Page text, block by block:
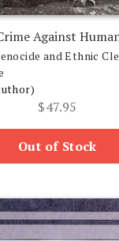
Against
and Ethnic
$47.95
Out of Stock